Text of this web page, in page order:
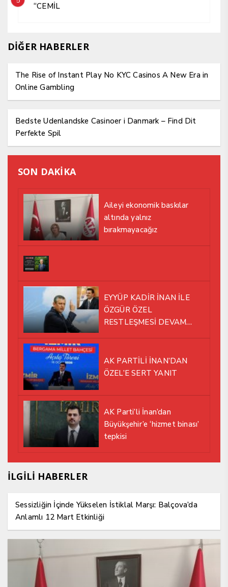
“CEMİL
DİĞER HABERLER
The Rise of Instant Play No KYC Casinos A New Era in
Online Gambling
Bedste Udenlandske Casinoer i Danmark – Find Dit
Perfekte Spil
SON DAKİKA
Aileyi ekonomik baskılar
altında yalnız
bırakmayacağız
EYYÜP KADİR İNAN İLE
ÖZGÜR ÖZEL
RESTLEŞMESİ DEVAM
AK PARTİLİ İNAN’DAN
ÖZEL’E SERT YANIT
AK Parti’li İnan’dan
Büyükşehir’e ‘hizmet binası’
tepkisi
İLGİLİ HABERLER
Sessizliğin İçinde Yükselen İstiklal Marşı: Balçova’da
Anlamlı 12 Mart Etkinliği